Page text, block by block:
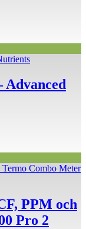
Advanced
PPM och
Pro 2